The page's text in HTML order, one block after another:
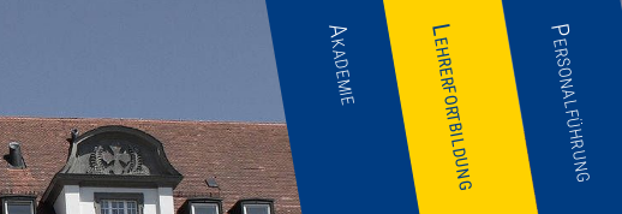
Akademie Lehrerfortbildung Personalführung